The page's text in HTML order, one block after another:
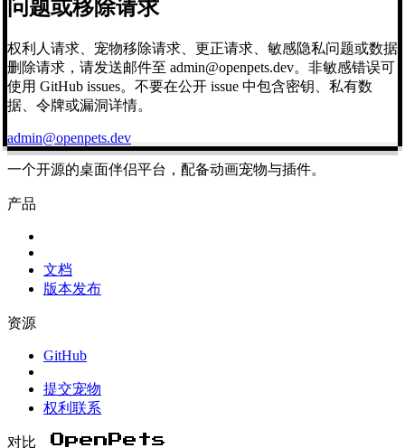
问题或移除请求
权利人请求、宠物移除请求、更正请求、敏感隐私问题或数据
删除请求，请发送邮件至 admin@openpets.dev。非敏感错误可
使用 GitHub issues。不要在公开 issue 中包含密钥、私有数
据、令牌或漏洞详情。
admin@openpets.dev
一个开源的桌面伴侣平台，配备动画宠物与插件。
产品
文档
版本发布
资源
GitHub
提交宠物
权利联系
对比 OpenPets